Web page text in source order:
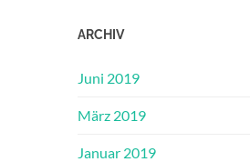
ARCHIV
Juni 2019
März 2019
Januar 2019